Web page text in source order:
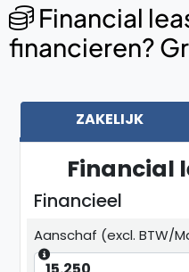
Financial
financieren?